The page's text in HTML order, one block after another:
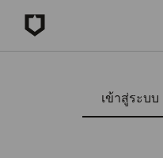
เข้าสู่ระบบ